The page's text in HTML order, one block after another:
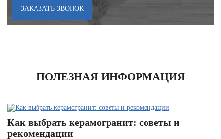
ПОЛЕЗНАЯ ИНФОРМАЦИЯ
Как выбрать керамогранит: советы и
рекомендации